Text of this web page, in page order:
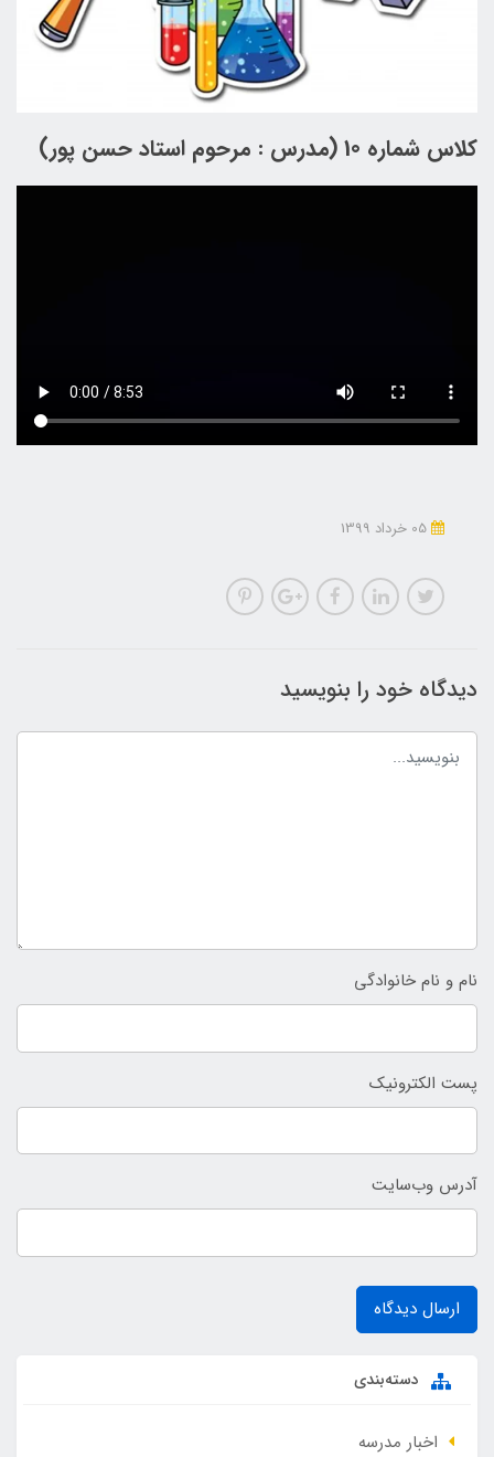
کلاس شماره 10 (مدرس : مرحوم استاد حسن پور)
دیدگاه خود را بنویسید
نام و نام خانوادگی
پست الکترونیک
آدرس وب‌سایت
ارسال دیدگاه
دسته‌بندی
اخبار مدرسه